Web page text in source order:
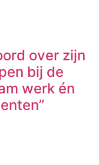
over zijn
bij de
werk én